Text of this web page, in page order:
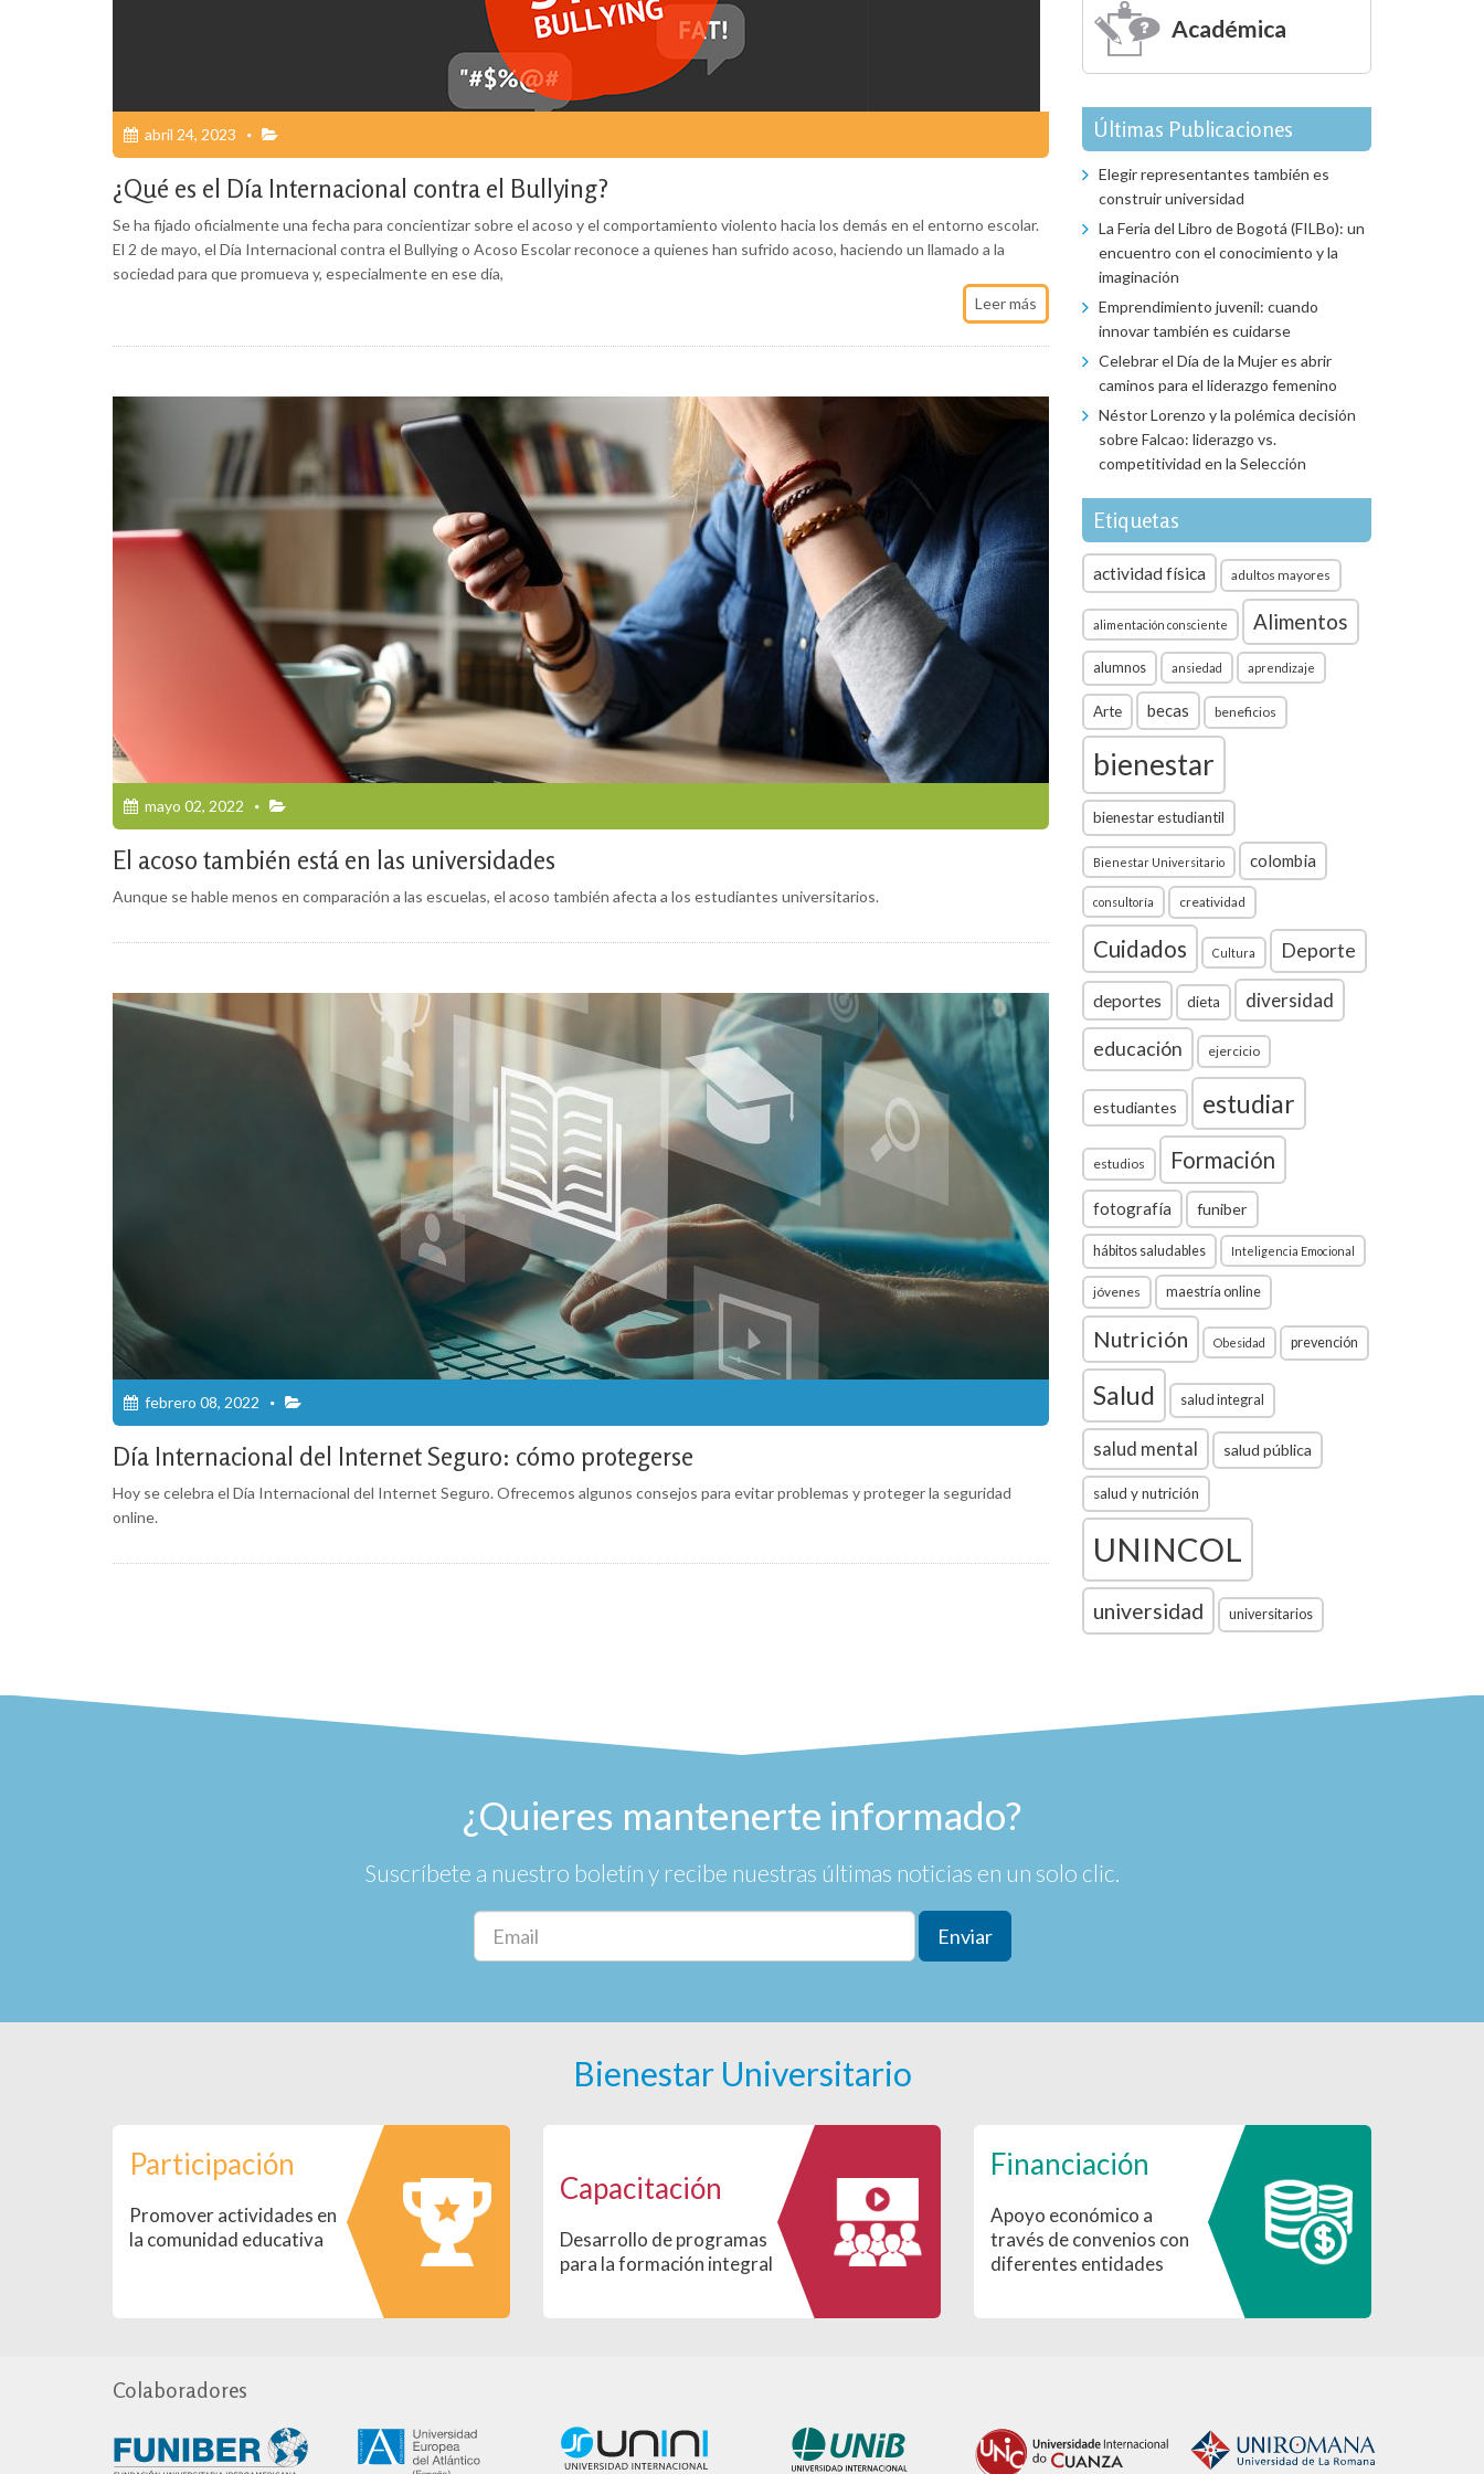
abril 24, 2023
¿Qué es el Día Internacional contra el Bullying?
Se ha fijado oficialmente una fecha para concientizar sobre el acoso y el comportamiento violento hacia los demás en el entorno escolar.
El 2 de mayo, el Día Internacional contra el Bullying o Acoso Escolar reconoce a quienes han sufrido acoso, haciendo un llamado a la
sociedad para que promueva y, especialmente en ese día,
Leer más
mayo 02, 2022
El acoso también está en las universidades
Aunque se hable menos en comparación a las escuelas, el acoso también afecta a los estudiantes universitarios.
febrero 08, 2022
Día Internacional del Internet Seguro: cómo protegerse
Hoy se celebra el Día Internacional del Internet Seguro. Ofrecemos algunos consejos para evitar problemas y proteger la seguridad
online.
Académica
Últimas Publicaciones
Elegir representantes también es
construir universidad
La Feria del Libro de Bogotá (FILBo): un
encuentro con el conocimiento y la
imaginación
Emprendimiento juvenil: cuando
innovar también es cuidarse
Celebrar el Día de la Mujer es abrir
caminos para el liderazgo femenino
Néstor Lorenzo y la polémica decisión
sobre Falcao: liderazgo vs.
competitividad en la Selección
Etiquetas
actividad física adultos mayores
alimentación consciente Alimentos
alumnos ansiedad aprendizaje
Arte becas beneficios
bienestar
bienestar estudiantil
Bienestar Universitario colombia
consultoría creatividad
Cuidados Cultura Deporte
deportes dieta diversidad
educación ejercicio
estudiantes estudiar
estudios Formación
fotografía funiber
hábitos saludables Inteligencia Emocional
jóvenes maestría online
Nutrición Obesidad prevención
Salud salud integral
salud mental salud pública
salud y nutrición
UNINCOL
universidad universitarios
¿Quieres mantenerte informado?
Suscríbete a nuestro boletín y recibe nuestras últimas noticias en un solo clic.
Enviar
Bienestar Universitario
Participación
Promover actividades en
la comunidad educativa
Capacitación
Desarrollo de programas
para la formación integral
Financiación
Apoyo económico a
través de convenios con
diferentes entidades
Colaboradores